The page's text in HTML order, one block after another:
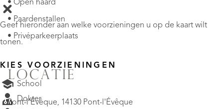
• Open haard
• Paardenstallen
• Privéparkeerplaats
LOCATIE
Pont-l'Évêque, 14130 Pont-l'Évêque
Geef hieronder aan welke voorzieningen u op de kaart wilt
tonen.
KIES VOORZIENINGEN
School
Dokter